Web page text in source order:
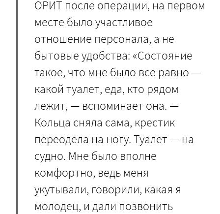
ОРИТ после операции, на первом
месте было участливое
отношение персонала, а не
бытовые удобства: «Состояние
такое, что мне было все равно —
какой туалет, еда, кто рядом
лежит, — вспоминает она. —
Кольца сняла сама, крестик
переодела на ногу. Туалет — на
судно. Мне было вполне
комфортно, ведь меня
укутывали, говорили, какая я
молодец, и дали позвонить